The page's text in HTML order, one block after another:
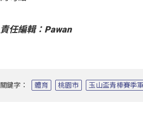
責任編輯：Pawan
關鍵字： 體育 桃園市 玉山盃青棒賽季